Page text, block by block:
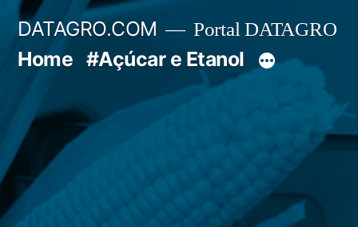
Pular
conteúdo
DATAGRO.COM Portal DATAGRO
Home #Açúcar e Etanol